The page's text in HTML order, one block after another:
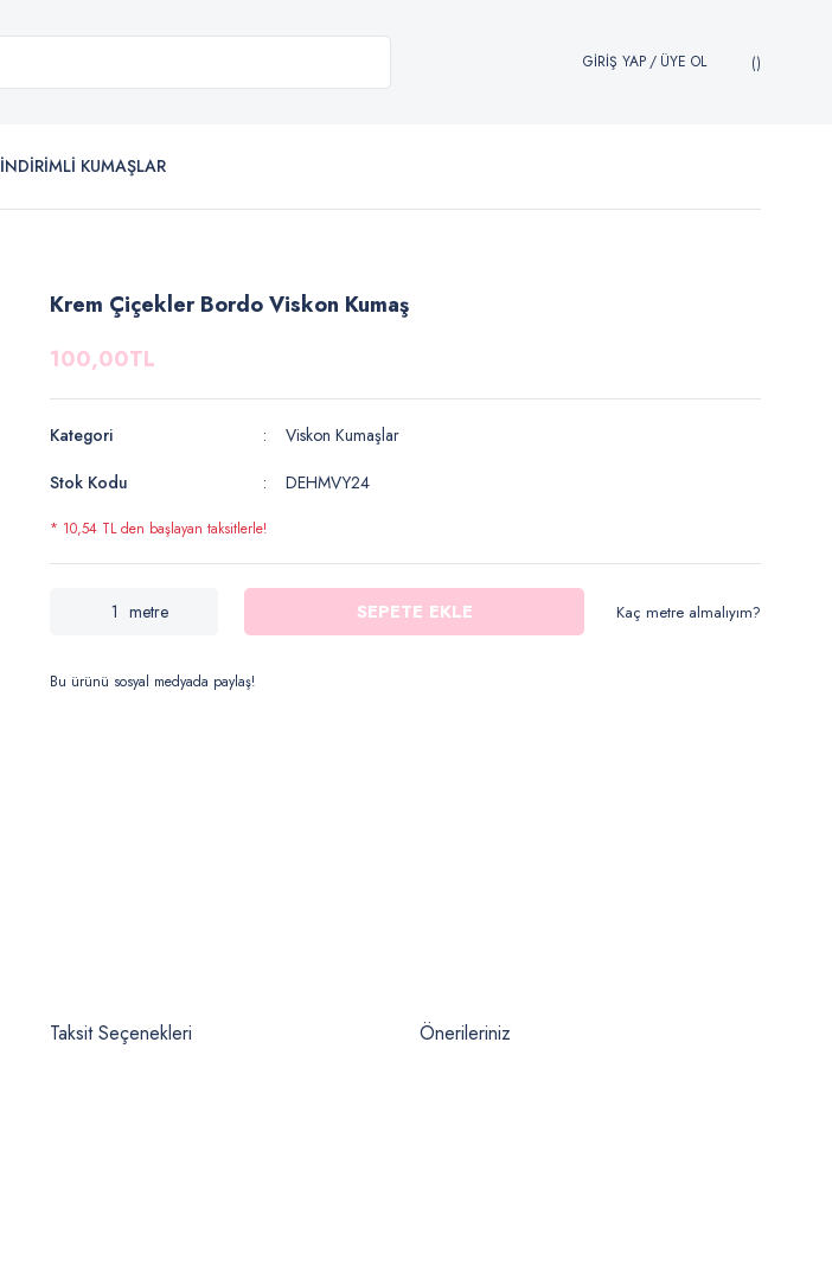
GİRİŞ YAP/ ÜYE OL
İNDİRİMLİ KUMAŞLAR
Krem Çiçekler Bordo Viskon Kumaş
100,00TL
Kategori
Viskon Kumaşlar
Stok Kodu
DEHMVY24
* 10,54 TL den başlayan taksitlerle!
metre SEPETE EKLE Kaç metre almalıyım?
Bu ürünü sosyal medyada paylaş!
Taksit Seçenekleri Önerileriniz